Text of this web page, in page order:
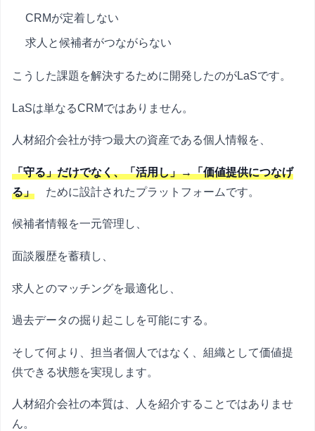
CRMが定着しない
求人と候補者がつながらない
こうした課題を解決するために開発したのがLaSです。
LaSは単なるCRMではありません。
人材紹介会社が持つ最大の資産である個人情報を、
「守る」だけでなく、「活用し」→「価値提供につなげ
る」 ために設計されたプラットフォームです。
候補者情報を一元管理し、
面談履歴を蓄積し、
求人とのマッチングを最適化し、
過去データの掘り起こしを可能にする。
そして何より、担当者個人ではなく、組織として価値提
供できる状態を実現します。
人材紹介会社の本質は、人を紹介することではありませ
ん。